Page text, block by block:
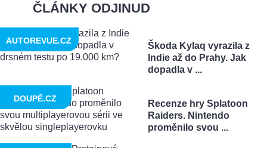
ČLÁNKY ODJINUD
Škoda Kylaq vyrazila z
Indie až do Prahy. Jak
dopadla v ...
AUTOREVUE.CZ
Recenze hry Splatoon
Raiders. Nintendo
proměnilo svou ...
DOUPĚ.CZ